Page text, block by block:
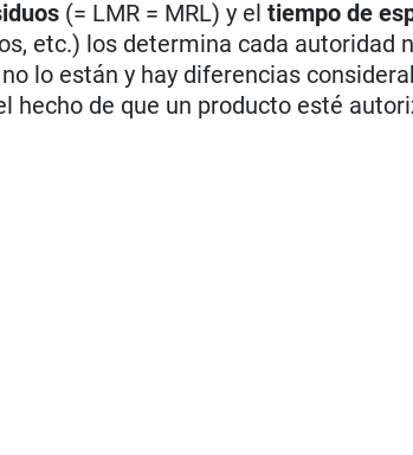
(= LMR = MRL) y eltiempo de
etc.) los determina cada autoridad
lo están y hay diferencias
hecho de que un producto esté